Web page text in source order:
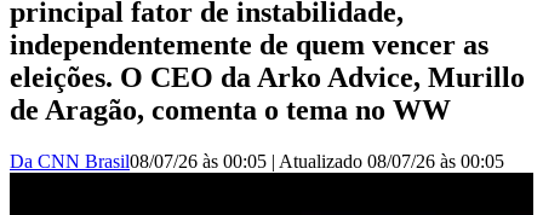
principal fator de instabilidade,
independentemente de quem vencer as
eleições. O CEO da Arko Advice, Murillo
de Aragão, comenta o tema no WW
Da CNN Brasil08/07/26 às 00:05 | Atualizado 08/07/26 às 00:05